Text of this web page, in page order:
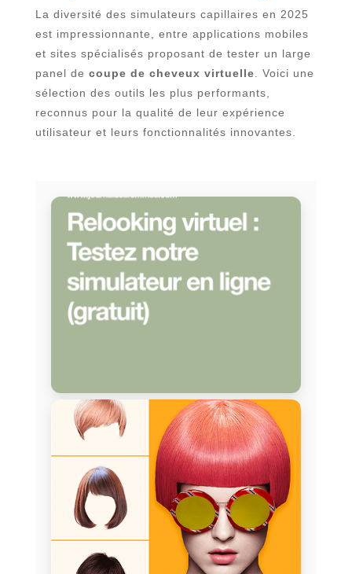
La diversité des simulateurs capillaires en 2025
est impressionnante, entre applications mobiles
et sites spécialisés proposant de tester un large
panel de coupe de cheveux virtuelle. Voici une
sélection des outils les plus performants,
reconnus pour la qualité de leur expérience
utilisateur et leurs fonctionnalités innovantes.